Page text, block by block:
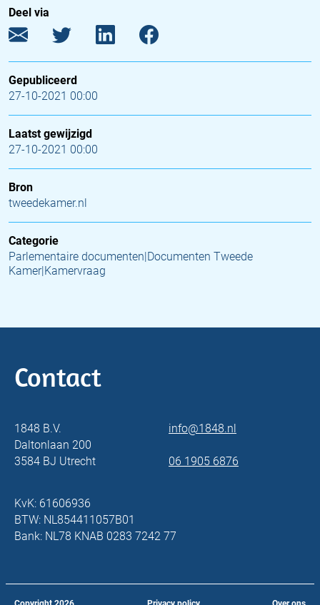
Deel via
Gepubliceerd
27-10-2021 00:00
Laatst gewijzigd
27-10-2021 00:00
Bron
tweedekamer.nl
Categorie
Parlementaire documenten|Documenten Tweede
Kamer|Kamervraag
Contact
1848 B.V.
Daltonlaan 200
3584 BJ Utrecht
info@1848.nl
06 1905 6876
KvK: 61606936
BTW: NL854411057B01
Bank: NL78 KNAB 0283 7242 77